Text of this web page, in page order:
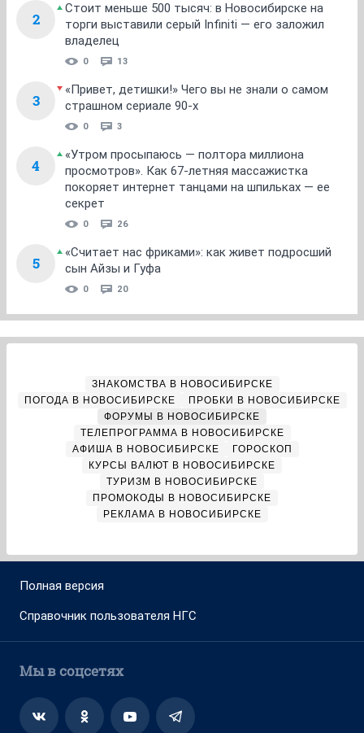
2
Стоит меньше 500 тысяч: в Новосибирске на
торги выставили серый Infiniti — его заложил
владелец
0 13
3
«Привет, детишки!» Чего вы не знали о самом
страшном сериале 90-х
0 3
4
«Утром просыпаюсь — полтора миллиона
просмотров». Как 67-летняя массажистка
покоряет интернет танцами на шпильках — ее
секрет
0 26
5
«Считает нас фриками»: как живет подросший
сын Айзы и Гуфа
0 20
ЗНАКОМСТВА В НОВОСИБИРСКЕ
ПОГОДА В НОВОСИБИРСКЕ
ПРОБКИ В НОВОСИБИРСКЕ
ФОРУМЫ В НОВОСИБИРСКЕ
ТЕЛЕПРОГРАММА В НОВОСИБИРСКЕ
АФИША В НОВОСИБИРСКЕ
ГОРОСКОП
КУРСЫ ВАЛЮТ В НОВОСИБИРСКЕ
ТУРИЗМ В НОВОСИБИРСКЕ
ПРОМОКОДЫ В НОВОСИБИРСКЕ
РЕКЛАМА В НОВОСИБИРСКЕ
Полная версия
Справочник пользователя НГС
Мы в соцсетях